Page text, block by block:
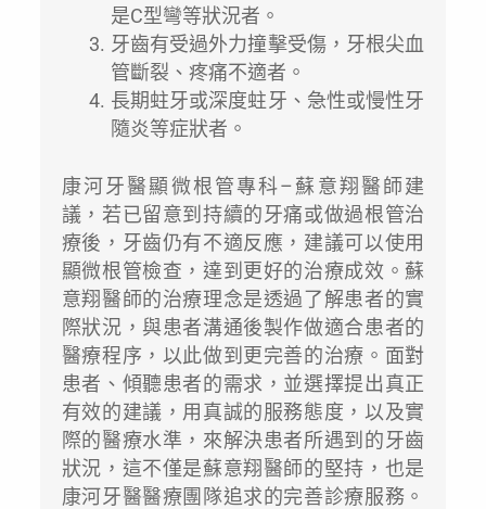
是C型彎等狀況者。
牙齒有受過外力撞擊受傷，牙根尖血
管斷裂、疼痛不適者。
長期蛀牙或深度蛀牙、急性或慢性牙
隨炎等症狀者。
康河牙醫顯微根管專科–蘇意翔醫師建
議，若已留意到持續的牙痛或做過根管治
療後，牙齒仍有不適反應，建議可以使用
顯微根管檢查，達到更好的治療成效。蘇
意翔醫師的治療理念是透過了解患者的實
際狀況，與患者溝通後製作做適合患者的
醫療程序，以此做到更完善的治療。面對
患者、傾聽患者的需求，並選擇提出真正
有效的建議，用真誠的服務態度，以及實
際的醫療水準，來解決患者所遇到的牙齒
狀況，這不僅是蘇意翔醫師的堅持，也是
康河牙醫醫療團隊追求的完善診療服務。